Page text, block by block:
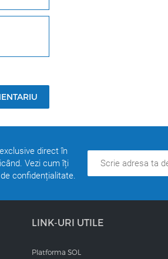
direct în
Vezi cum îți
confidențialitate.
LINK-URI UTILE
Platforma SOL